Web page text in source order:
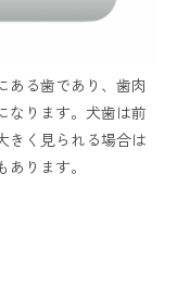
ある歯であり、歯肉
なります。犬歯は前
きく見られる場合は
ります。